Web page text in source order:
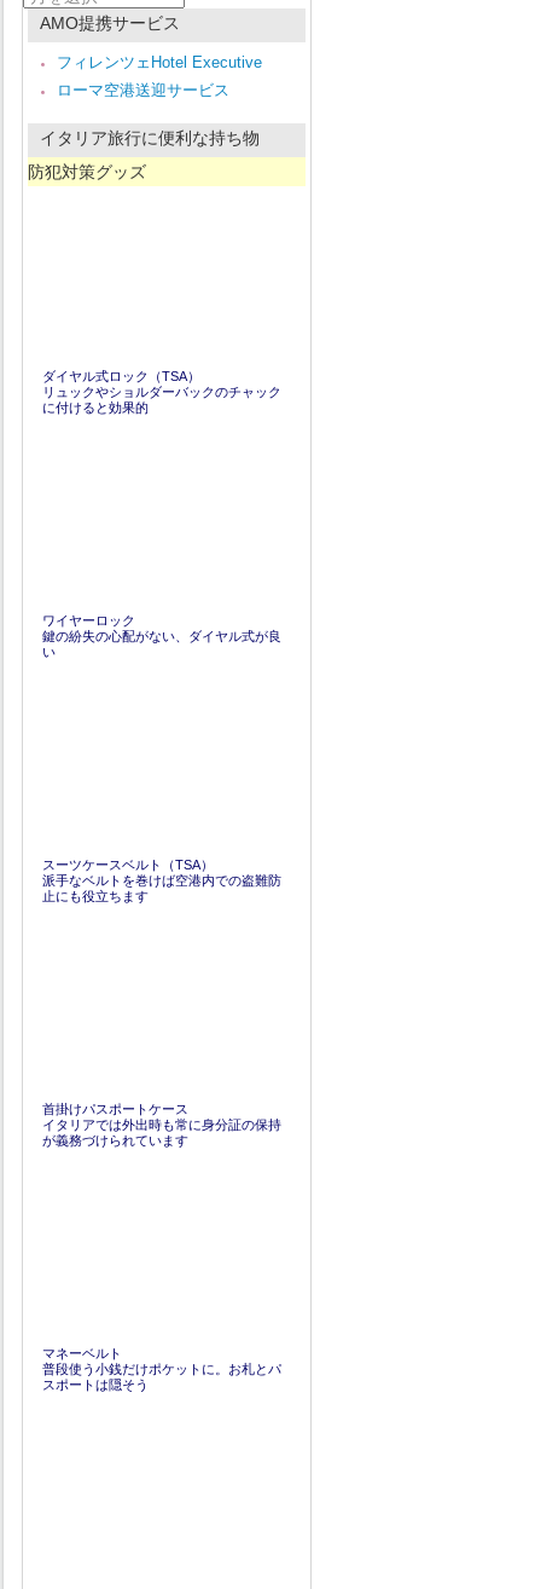
問
AMO提携サービス
フィレンツェHotel Executive
ローマ空港送迎サービス
イタリア旅行に便利な持ち物
防犯対策グッズ
ダイヤル式ロック（TSA）
リュックやショルダーバックのチャック
に付けると効果的
ワイヤーロック
鍵の紛失の心配がない、ダイヤル式が良
い
スーツケースベルト（TSA）
派手なベルトを巻けば空港内での盗難防
止にも役立ちます
首掛けパスポートケース
イタリアでは外出時も常に身分証の保持
が義務づけられています
マネーベルト
普段使う小銭だけポケットに。お札とパ
スポートは隠そう